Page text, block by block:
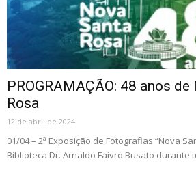
PROGRAMAÇÃO: 48 anos de
Rosa
12 de abril de 2024
01/04 – 2ª Exposição de Fotografias “Nova
Biblioteca Dr. Arnaldo Faivro Busato durante